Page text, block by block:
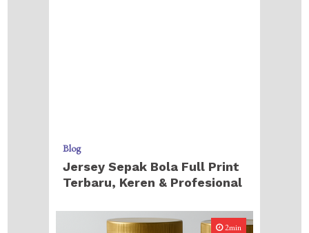
Blog
Jersey Sepak Bola Full Print
Terbaru, Keren & Profesional
2min